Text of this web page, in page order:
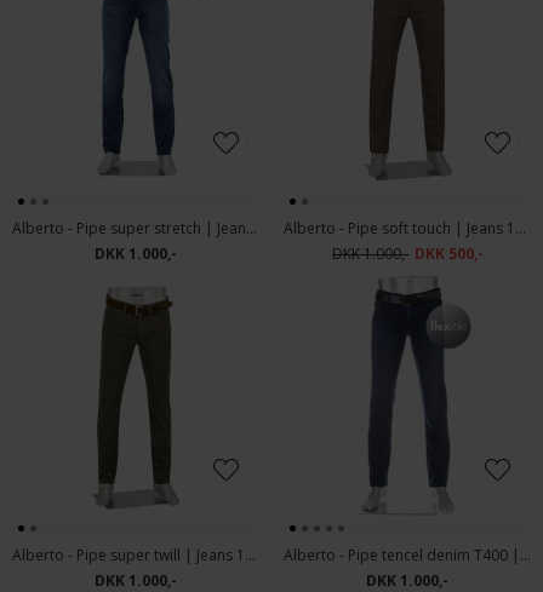
Alberto - Pipe super stretch | Jeans 1984 894 Navy
DKK 1.000,-
Alberto - Pipe soft touch | Jeans 1424 560 Brown
DKK 1.000,- DKK 500,-
Alberto - Pipe super twill | Jeans 1407 685 Military
DKK 1.000,-
Alberto - Pipe tencel denim T400 | Jeans 1662 890 Navy
DKK 1.000,-